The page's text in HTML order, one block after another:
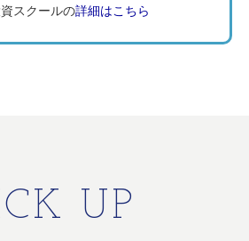
スクールの詳細はこちら
UP